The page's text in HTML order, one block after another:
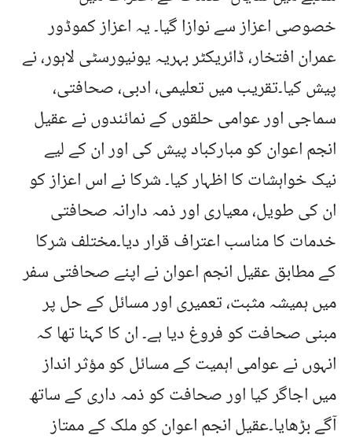
خصوصی اعزاز سے نوازا گیا۔ یہ اعزاز کموڈور
عمران افتخار، ڈائریکٹر بہریہ یونیورسٹی لاہور، نے
پیش کیا۔تقریب میں تعلیمی، ادبی، صحافتی،
سماجی اور عوامی حلقوں کے نمائندوں نے عقیل
انجم اعوان کو مبارکباد پیش کی اور ان کے لیے
نیک خواہشات کا اظہار کیا۔ شرکا نے اس اعزاز کو
ان کی طویل، معیاری اور ذمہ دارانہ صحافتی
خدمات کا مناسب اعتراف قرار دیا۔مختلف شرکا
کے مطابق عقیل انجم اعوان نے اپنے صحافتی سفر
میں ہمیشہ مثبت، تعمیری اور مسائل کے حل پر
مبنی صحافت کو فروغ دیا ہے۔ ان کا کہنا تھا کہ
انہوں نے عوامی اہمیت کے مسائل کو مؤثر انداز
میں اجاگر کیا اور صحافت کو ذمہ داری کے ساتھ
آگے بڑھایا۔عقیل انجم اعوان کو ملک کے ممتاز